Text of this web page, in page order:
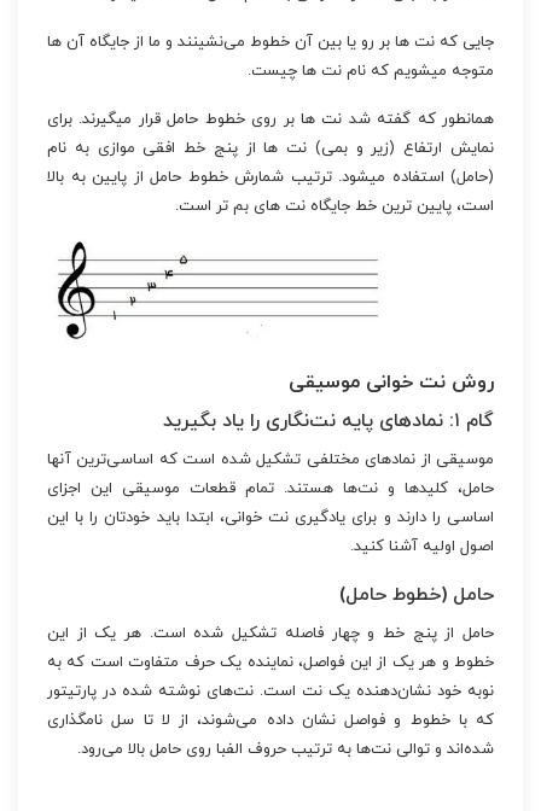
جایی که نت ها بر رو یا بین آن خطوط می‌نشینند و ما از جایگاه آن ها
متوجه میشویم که نام نت ها چیست.
همانطور که گفته شد نت ها بر روی خطوط حامل قرار میگیرند. برای
نمایش ارتفاع (زیر و بمی) نت ها از پنج خط افقی موازی به نام
(حامل) استفاده میشود. ترتیب شمارش خطوط حامل از پایین به بالا
است، پایین ترین خط جایگاه نت های بم تر است.
روش نت خوانی موسیقی
گام ۱: نمادهای پایه نت‌نگاری را یاد بگیرید
موسیقی از نمادهای مختلفی تشکیل شده است که اساسی‌ترین آنها
حامل، کلیدها و نت‌ها هستند. تمام قطعات موسیقی این اجزای
اساسی را دارند و برای یادگیری نت خوانی، ابتدا باید خودتان را با این
اصول اولیه آشنا کنید.
حامل (خطوط حامل)
حامل از پنج خط و چهار فاصله تشکیل شده است. هر یک از این
خطوط و هر یک از این فواصل، نماینده یک حرف متفاوت است که به
نوبه خود نشان‌دهنده یک نت است. نت‌های نوشته شده در پارتیتور
که با خطوط و فواصل نشان داده می‌شوند، از لا تا سل نامگذاری
شده‌اند و توالی نت‌ها به ترتیب حروف الفبا روی حامل بالا می‌رود.